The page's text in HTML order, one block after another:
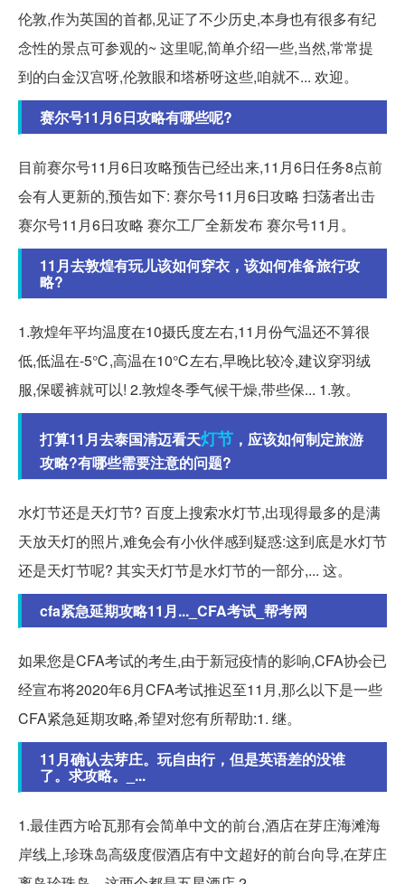
伦敦,作为英国的首都,见证了不少历史,本身也有很多有纪
念性的景点可参观的~ 这里呢,简单介绍一些,当然,常常提
到的白金汉宫呀,伦敦眼和塔桥呀这些,咱就不... 欢迎。
赛尔号11月6日攻略有哪些呢?
目前赛尔号11月6日攻略预告已经出来,11月6日任务8点前
会有人更新的,预告如下: 赛尔号11月6日攻略 扫荡者出击
赛尔号11月6日攻略 赛尔工厂全新发布 赛尔号11月。
11月去敦煌有玩儿该如何穿衣，该如何准备旅行攻
略?
1.敦煌年平均温度在10摄氏度左右,11月份气温还不算很
低,低温在-5℃,高温在10℃左右,早晚比较冷,建议穿羽绒
服,保暖裤就可以! 2.敦煌冬季气候干燥,带些保... 1.敦。
打算11月去泰国清迈看天灯节 ，应该如何制定旅游
攻略?有哪些需要注意的问题?
水灯节还是天灯节? 百度上搜索水灯节,出现得最多的是满
天放天灯的照片,难免会有小伙伴感到疑惑:这到底是水灯节
还是天灯节呢? 其实天灯节是水灯节的一部分,... 这。
cfa紧急延期攻略11月..._CFA考试_帮考网
如果您是CFA考试的考生,由于新冠疫情的影响,CFA协会已
经宣布将2020年6月CFA考试推迟至11月,那么以下是一些
CFA紧急延期攻略,希望对您有所帮助:1. 继。
11月确认去芽庄。玩自由行，但是英语差的没谁
了。求攻略。_...
1.最佳西方哈瓦那有会简单中文的前台,酒店在芽庄海滩海
岸线上,珍珠岛高级度假酒店有中文超好的前台向导,在芽庄